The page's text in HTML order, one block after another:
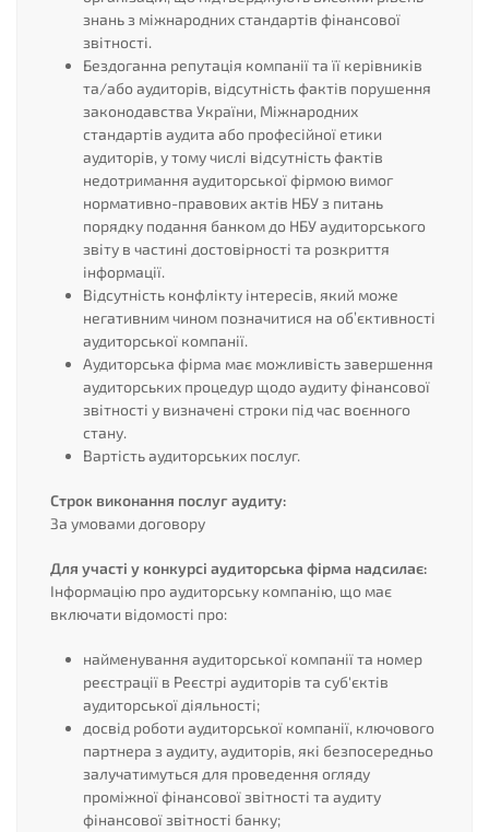
знань з міжнародних стандартів фінансової
звітності.
Бездоганна репутація компанії та її керівників
та/або аудиторів, відсутність фактів порушення
законодавства України, Міжнародних
стандартів аудита або професійної етики
аудиторів, у тому числі відсутність фактів
недотримання аудиторської фірмою вимог
нормативно-правових актів НБУ з питань
порядку подання банком до НБУ аудиторського
звіту в частині достовірності та розкриття
інформації.
Відсутність конфлікту інтересів, який може
негативним чином позначитися на об’єктивності
аудиторської компанії.
Аудиторська фірма має можливість завершення
аудиторських процедур щодо аудиту фінансової
звітності у визначені строки під час воєнного
стану.
Вартість аудиторських послуг.
Строк виконання послуг аудиту:
За умовами договору
Для участі у конкурсі аудиторська фірма надсилає:
Інформацію про аудиторську компанію, що має
включати відомості про:
найменування аудиторської компанії та номер
реєстрації в Реєстрі аудиторів та суб'єктів
аудиторської діяльності;
досвід роботи аудиторської компанії, ключового
партнера з аудиту, аудиторів, які безпосередньо
залучатимуться для проведення огляду
проміжної фінансової звітності та аудиту
фінансової звітності банку;